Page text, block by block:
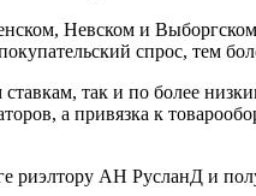
Невском и
спрос, тем
так и по более
а привязка к
риэлтору АН РусланД и